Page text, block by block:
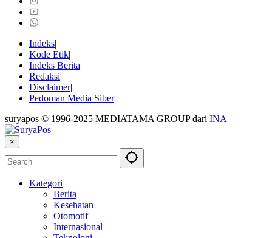
Indeks
Kode Etik
Indeks Berita
Redaksi
Disclaimer
Pedoman Media Siber
suryapos © 1996-2025 MEDIATAMA GROUP dari INA
×
Kategori
Berita
Kesehatan
Otomotif
Internasional